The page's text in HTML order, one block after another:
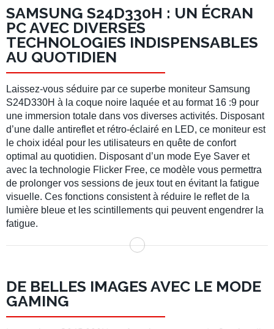
SAMSUNG S24D330H : UN ÉCRAN
PC AVEC DIVERSES
TECHNOLOGIES INDISPENSABLES
AU QUOTIDIEN
Laissez-vous séduire par ce superbe moniteur Samsung
S24D330H à la coque noire laquée et au format 16 :9 pour
une immersion totale dans vos diverses activités. Disposant
d’une dalle antireflet et rétro-éclairé en LED, ce moniteur est
le choix idéal pour les utilisateurs en quête de confort
optimal au quotidien. Disposant d’un mode Eye Saver et
avec la technologie Flicker Free, ce modèle vous permettra
de prolonger vos sessions de jeux tout en évitant la fatigue
visuelle. Ces fonctions consistent à réduire le reflet de la
lumière bleue et les scintillements qui peuvent engendrer la
fatigue.
DE BELLES IMAGES AVEC LE MODE
GAMING